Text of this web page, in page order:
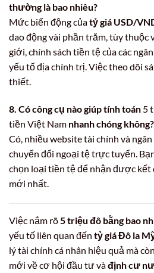
thường là bao nhiêu?
Mức biến động củatỷ giá USD/
dao động vài phần trăm, tùy thuộc
giới, chính sách tiền tệ của các
yếu tố địa chính trị. Việc theo dõi
thiết.
8. Có công cụ nào giúp tính toán 5
tiền Việt Nam nhanh chóng không?
Có, nhiều website tài chính và ngân
chuyển đổi ngoại tệ trực tuyến.
chọn loại tiền tệ để nhận được kết
mới nhất.
Việc nắm rõ 5 triệu đô bằng bao
yếu tố liên quan đến tỷ giá Đô la
lý tài chính cá nhân hiệu quả mà
mới về cơ hội đầu tư vàđịnh cư